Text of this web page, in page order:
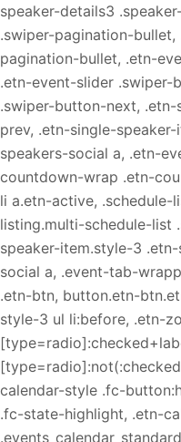
speaker-details3
.swiper-pagination-
pagination-bullet, .etn-
.etn-event-slider .swiper-
.swiper-button-next,
prev, .etn-single-
speakers-social a, .etn-
countdown-wrap .etn-
li a.etn-active, .schedule-
listing.multi-schedule-list
speaker-item.style-3
social a, .event-tab-
.etn-btn, button.etn-
style-3 ul li:before, .etn-
calendar-style .fc-
.fc-state-highlight, .etn-